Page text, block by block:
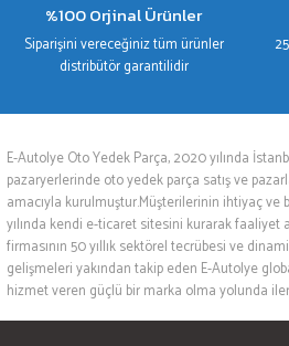
%100 Orjinal Ürünler
Siparişini vereceğiniz tüm ürünler
distribütör garantilidir
E-Autolye Oto Yedek Parça, 2020 yılında
pazaryerlerinde oto yedek parça satış ve
amacıyla kurulmuştur.Müşterilerinin ihtiyaç
yılında kendi e-ticaret sitesini kurarak faaliyet
firmasının 50 yıllık sektörel tecrübesi ve
gelişmeleri yakından takip eden E-Autolye
hizmet veren güçlü bir marka olma yolunda